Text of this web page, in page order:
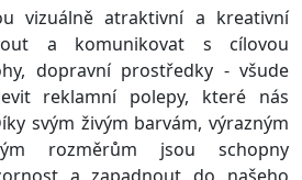
vizuálně atraktivní a kreativní
a komunikovat s cílovou
dopravní prostředky - všude
reklamní polepy, které nás
svým živým barvám, výrazným
rozměrům jsou schopny